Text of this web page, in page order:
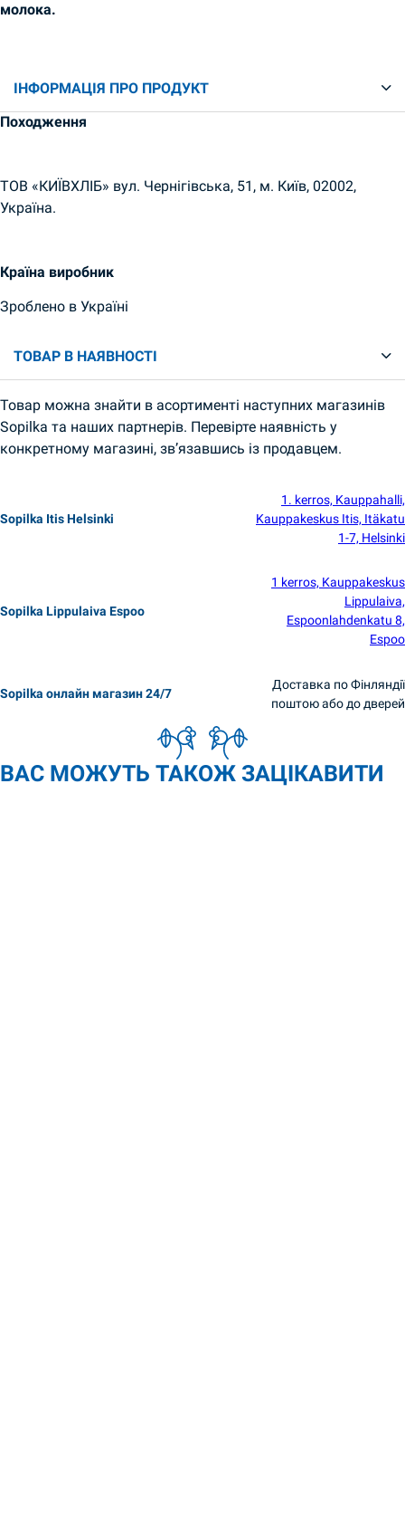
молока.
ІНФОРМАЦІЯ ПРО ПРОДУКТ
Походження
ТОВ «КИЇВХЛІБ» вул. Чернігівська, 51, м. Київ, 02002,
Україна.
Країна виробник
Зроблено в Україні
ТОВАР В НАЯВНОСТІ
Товар можна знайти в асортименті наступних магазинів
Sopilka та наших партнерів. Перевірте наявність у
конкретному магазині, зв’язавшись із продавцем.
Sopilka Itis Helsinki
1. kerros, Kauppahalli,
Kauppakeskus Itis, Itäkatu
1-7, Helsinki
Sopilka Lippulaiva Espoo
1 kerros, Kauppakeskus
Lippulaiva,
Espoonlahdenkatu 8,
Espoo
Sopilka онлайн магазин 24/7
Доставка по Фінляндії
поштою або до дверей
ВАС МОЖУТЬ ТАКОЖ ЗАЦІКАВИТИ